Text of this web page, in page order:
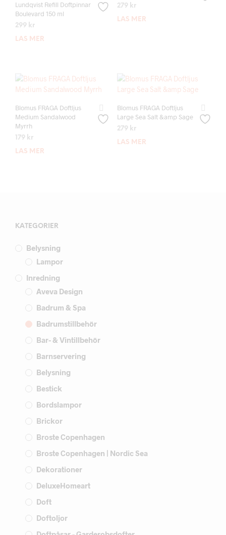
Lundqvist Refill Doftpinnar
Boulevard 150 ml
299 kr
LÄS MER
279 kr
LÄS MER
Blomus FRAGA Doftljus
Medium Sandalwood
Myrrh
179 kr
LÄS MER
Blomus FRAGA Doftljus
Large Sea Salt &amp Sage
279 kr
LÄS MER
KATEGORIER
Belysning
Lampor
Inredning
Aveva Design
Badrum & Spa
Badrumstillbehör
Bar- & Vintillbehör
Barnservering
Belysning
Bestick
Bordslampor
Brickor
Broste Copenhagen
Broste Copenhagen | Nordic Sea
Dekorationer
DeluxeHomeart
Doft
Doftoljor